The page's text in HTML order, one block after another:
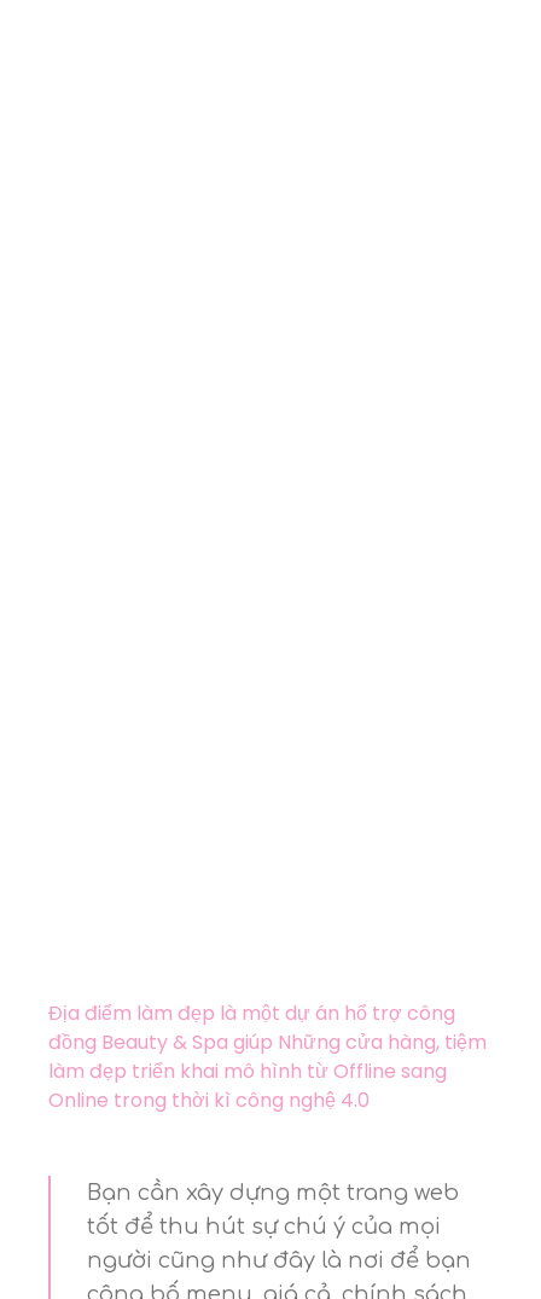
Địa điểm làm đẹp là một dự án hổ trợ công
đồng Beauty & Spa giúp Những cửa hàng, tiệm
làm đẹp triển khai mô hình từ Offline sang
Online trong thời kì công nghệ 4.0
Bạn cần xây dựng một trang web
tốt để thu hút sự chú ý của mọi
người cũng như đây là nơi để bạn
công bố menu, giá cả, chính sách